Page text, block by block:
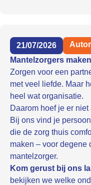
21/07/2026
Mantelzorgers
Zorgen voor een
met veel liefde. Maar
heel wat organisatie.
Daarom hoef je er
Bij ons vind je
die de zorg thuis
maken – voor degene
mantelzorger.
Kom gerust bij ons
bekijken we welke